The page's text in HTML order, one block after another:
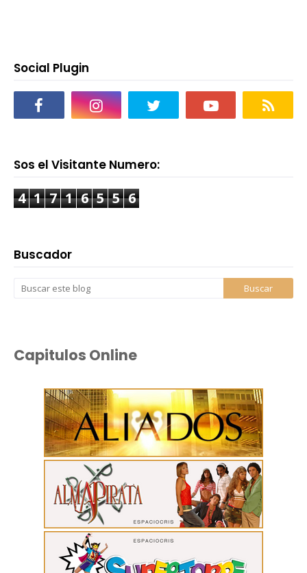
Social Plugin
Sos el Visitante Numero:
4 1 7 1 6 5 5 6
Buscador
Capitulos Online